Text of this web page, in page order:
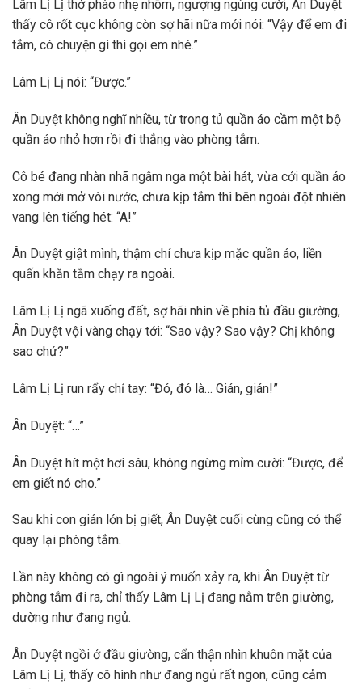
Lâm Lị Lị thở phào nhẹ nhõm, ngượng ngùng cười, Ân Duyệt
thấy cô rốt cục không còn sợ hãi nữa mới nói: “Vậy để em đi
tắm, có chuyện gì thì gọi em nhé.”
Lâm Lị Lị nói: “Được.”
Ân Duyệt không nghĩ nhiều, từ trong tủ quần áo cầm một bộ
quần áo nhỏ hơn rồi đi thẳng vào phòng tắm.
Cô bé đang nhàn nhã ngâm nga một bài hát, vừa cởi quần áo
xong mới mở vòi nước, chưa kịp tắm thì bên ngoài đột nhiên
vang lên tiếng hét: “A!”
Ân Duyệt giật mình, thậm chí chưa kịp mặc quần áo, liền
quấn khăn tắm chạy ra ngoài.
Lâm Lị Lị ngã xuống đất, sợ hãi nhìn về phía tủ đầu giường,
Ân Duyệt vội vàng chạy tới: “Sao vậy? Sao vậy? Chị không
sao chứ?”
Lâm Lị Lị run rẩy chỉ tay: “Đó, đó là… Gián, gián!”
Ân Duyệt: “…”
Ân Duyệt hít một hơi sâu, không ngừng mỉm cười: “Được, để
em giết nó cho.”
Sau khi con gián lớn bị giết, Ân Duyệt cuối cùng cũng có thể
quay lại phòng tắm.
Lần này không có gì ngoài ý muốn xảy ra, khi Ân Duyệt từ
phòng tắm đi ra, chỉ thấy Lâm Lị Lị đang nằm trên giường,
dường như đang ngủ.
Ân Duyệt ngồi ở đầu giường, cẩn thận nhìn khuôn mặt của
Lâm Lị Lị, thấy cô hình như đang ngủ rất ngon, cũng cảm